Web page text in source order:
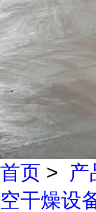
首页 > 产
空干燥设